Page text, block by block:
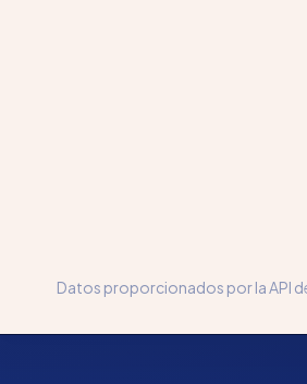
Datos proporcionados por la API